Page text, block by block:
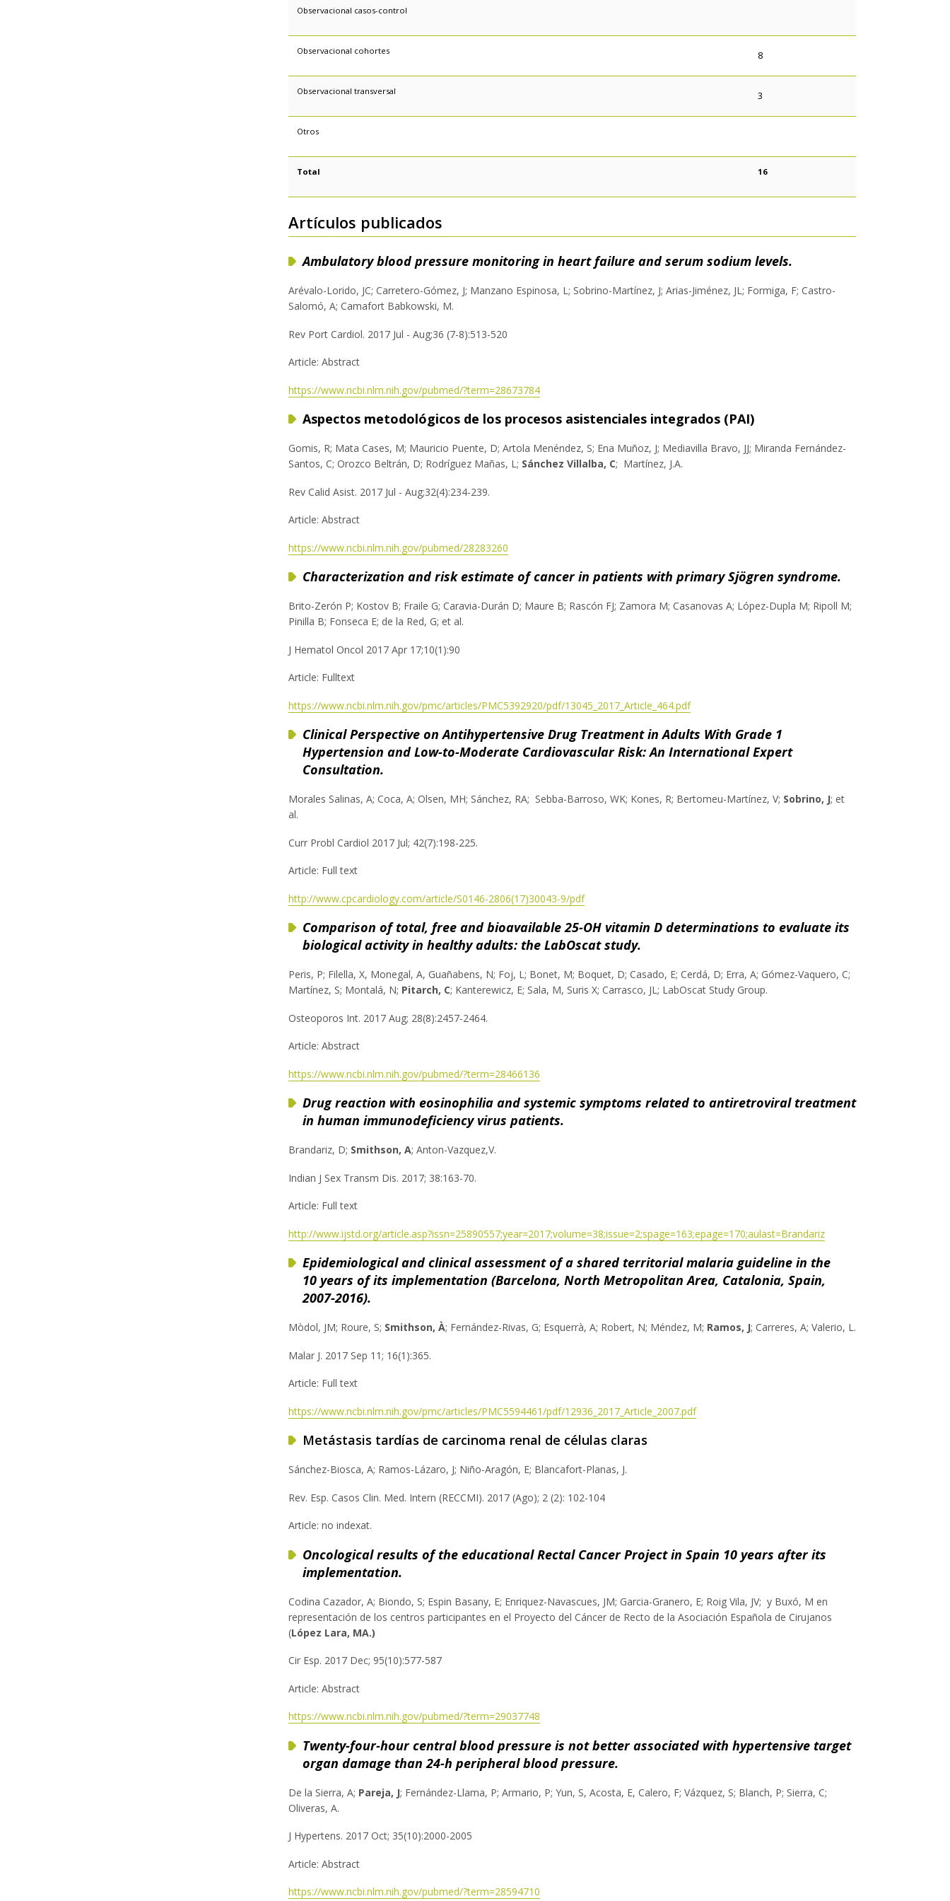
Observacional casos-control
Observacional cohortes 8
Observacional transversal 3
Otros
Total 16
Artículos publicados
Ambulatory blood pressure monitoring in heart failure and serum sodium levels.
Arévalo-Lorido, JC; Carretero-Gómez, J; Manzano Espinosa, L; Sobrino-Martínez, J; Arias-Jiménez, JL; Formiga, F; Castro-
Salomó, A; Camafort Babkowski, M.
Rev Port Cardiol. 2017 Jul - Aug;36 (7-8):513-520
Article: Abstract
https://www.ncbi.nlm.nih.gov/pubmed/?term=28673784
Aspectos metodológicos de los procesos asistenciales integrados (PAI)
Gomis, R; Mata Cases, M; Mauricio Puente, D; Artola Menéndez, S; Ena Muñoz, J; Mediavilla Bravo, JJ; Miranda Fernández-
Santos, C; Orozco Beltrán, D; Rodríguez Mañas, L; Sánchez Villalba, C; Martínez, J.A.
Rev Calid Asist. 2017 Jul - Aug;32(4):234-239.
Article: Abstract
https://www.ncbi.nlm.nih.gov/pubmed/28283260
Characterization and risk estimate of cancer in patients with primary Sjögren syndrome.
Brito-Zerón P; Kostov B; Fraile G; Caravia-Durán D; Maure B; Rascón FJ; Zamora M; Casanovas A; López-Dupla M; Ripoll M;
Pinilla B; Fonseca E; de la Red, G; et al.
J Hematol Oncol 2017 Apr 17;10(1):90
Article: Fulltext
https://www.ncbi.nlm.nih.gov/pmc/articles/PMC5392920/pdf/13045_2017_Article_464.pdf
Clinical Perspective on Antihypertensive Drug Treatment in Adults With Grade 1
Hypertension and Low-to-Moderate Cardiovascular Risk: An International Expert
Consultation.
Morales Salinas, A; Coca, A; Olsen, MH; Sánchez, RA; Sebba-Barroso, WK; Kones, R; Bertomeu-Martínez, V; Sobrino, J; et
al.
Curr Probl Cardiol 2017 Jul; 42(7):198-225.
Article: Full text
http://www.cpcardiology.com/article/S0146-2806(17)30043-9/pdf
Comparison of total, free and bioavailable 25-OH vitamin D determinations to evaluate its
biological activity in healthy adults: the LabOscat study.
Peris, P; Filella, X, Monegal, A, Guañabens, N; Foj, L; Bonet, M; Boquet, D; Casado, E; Cerdá, D; Erra, A; Gómez-Vaquero, C;
Martínez, S; Montalá, N; Pitarch, C; Kanterewicz, E; Sala, M, Suris X; Carrasco, JL; LabOscat Study Group.
Osteoporos Int. 2017 Aug; 28(8):2457-2464.
Article: Abstract
https://www.ncbi.nlm.nih.gov/pubmed/?term=28466136
Drug reaction with eosinophilia and systemic symptoms related to antiretroviral treatment
in human immunodeficiency virus patients.
Brandariz, D; Smithson, A; Anton-Vazquez,V.
Indian J Sex Transm Dis. 2017; 38:163-70.
Article: Full text
http://www.ijstd.org/article.asp?issn=25890557;year=2017;volume=38;issue=2;spage=163;epage=170;aulast=Brandariz
Epidemiological and clinical assessment of a shared territorial malaria guideline in the
10 years of its implementation (Barcelona, North Metropolitan Area, Catalonia, Spain,
2007-2016).
Mòdol, JM; Roure, S; Smithson, À; Fernández-Rivas, G; Esquerrà, A; Robert, N; Méndez, M; Ramos, J; Carreres, A; Valerio, L.
Malar J. 2017 Sep 11; 16(1):365.
Article: Full text
https://www.ncbi.nlm.nih.gov/pmc/articles/PMC5594461/pdf/12936_2017_Article_2007.pdf
Metástasis tardías de carcinoma renal de células claras
Sánchez-Biosca, A; Ramos-Lázaro, J; Niño-Aragón, E; Blancafort-Planas, J.
Rev. Esp. Casos Clin. Med. Intern (RECCMI). 2017 (Ago); 2 (2): 102-104
Article: no indexat.
Oncological results of the educational Rectal Cancer Project in Spain 10 years after its
implementation.
Codina Cazador, A; Biondo, S; Espin Basany, E; Enriquez-Navascues, JM; Garcia-Granero, E; Roig Vila, JV; y Buxó, M en
representación de los centros participantes en el Proyecto del Cáncer de Recto de la Asociación Española de Cirujanos
(López Lara, MA.)
Cir Esp. 2017 Dec; 95(10):577-587
Article: Abstract
https://www.ncbi.nlm.nih.gov/pubmed/?term=29037748
Twenty-four-hour central blood pressure is not better associated with hypertensive target
organ damage than 24-h peripheral blood pressure.
De la Sierra, A; Pareja, J; Fernández-Llama, P; Armario, P; Yun, S, Acosta, E, Calero, F; Vázquez, S; Blanch, P; Sierra, C;
Oliveras, A.
J Hypertens. 2017 Oct; 35(10):2000-2005
Article: Abstract
https://www.ncbi.nlm.nih.gov/pubmed/?term=28594710